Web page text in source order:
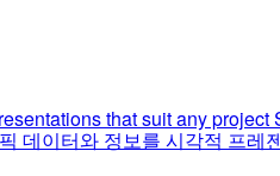
that suit any project
데이터와 정보를 시각적 프레